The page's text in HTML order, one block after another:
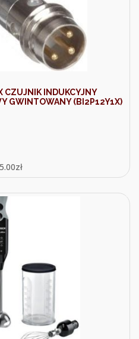
CZUJNIK INDUKCYJNY
GWINTOWANY (BI2P12Y1X)
zł